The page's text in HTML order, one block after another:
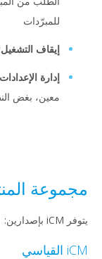
للمبرّدات
إيقاف
إدارة
معين، بغض
مجموعة
يتوفر iCM بإصدارين:
iCM القياسي